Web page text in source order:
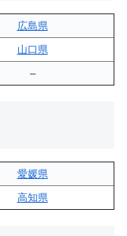
広島県
山口県
–
愛媛県
高知県